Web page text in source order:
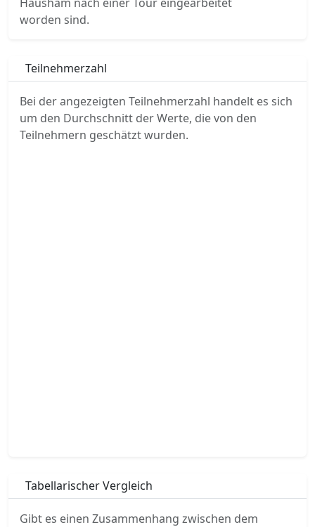
worden sind.
Teilnehmerzahl
Bei der angezeigten Teilnehmerzahl handelt es sich
um den Durchschnitt der Werte, die von den
Teilnehmern geschätzt wurden.
Tabellarischer Vergleich
Gibt es einen Zusammenhang zwischen dem